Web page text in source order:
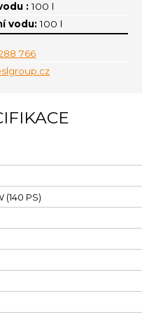
: 100 l
vodu: 100 l
766
PS)